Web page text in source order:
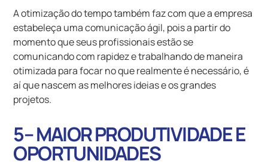
A otimização do tempo também faz com que a empresa
estabeleça uma comunicação ágil, pois a partir do
momento que seus profissionais estão se
comunicando com rapidez e trabalhando de maneira
otimizada para focar no que realmente é necessário, é
aí que nascem as melhores ideias e os grandes
projetos.
5– MAIOR PRODUTIVIDADE E
OPORTUNIDADES